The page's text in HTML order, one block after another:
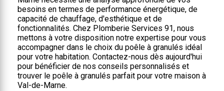
besoins en termes de performance énergétique, de
capacité de chauffage, d'esthétique et de
fonctionnalités. Chez Plomberie Services 91, nous
mettons à votre disposition notre expertise pour vous
accompagner dans le choix du poêle à granulés idéal
pour votre habitation. Contactez-nous dès aujourd'hui
pour bénéficier de nos conseils personnalisés et
trouver le poêle à granulés parfait pour votre maison à
Val-de-Marne.